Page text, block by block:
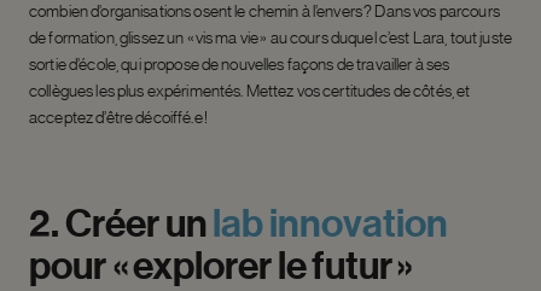
combien d’organisations osent le chemin à l’envers ? Dans vos parcours
de formation, glissez un « vis ma vie » au cours duquel c’est Lara, tout juste
sortie d’école, qui propose de nouvelles façons de travailler à ses
collègues les plus expérimentés. Mettez vos certitudes de côtés, et
acceptez d’êtredécoiffé.e!
2.Créerunlabinnovation
pour« explorerlefutur »